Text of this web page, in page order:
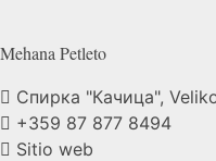
Mehana Petleto
Спирка "Качица",
+359 87 877 8494
Sitio web